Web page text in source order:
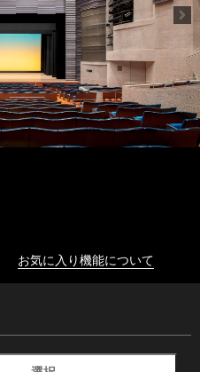
お気に入り機能について